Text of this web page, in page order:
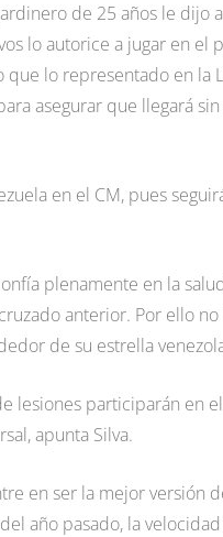
de 25 años le dijo
lo autorice a jugar en el
lo representado en la
asegurar que llegará
en el CM, pues
plenamente en la
anterior. Por ello
de su estrella
lesiones participarán en
apunta Silva.
en ser la mejor versión
año pasado, la